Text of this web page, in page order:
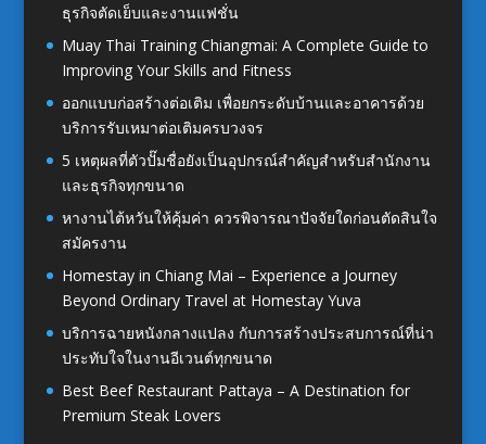
ธุรกิจตัดเย็บและงานแฟชั่น
Muay Thai Training Chiangmai: A Complete Guide to
Improving Your Skills and Fitness
ออกแบบก่อสร้างต่อเติม เพื่อยกระดับบ้านและอาคารด้วย
บริการรับเหมาต่อเติมครบวงจร
5 เหตุผลที่ตัวปั๊มชื่อยังเป็นอุปกรณ์สำคัญสำหรับสำนักงาน
และธุรกิจทุกขนาด
หางานไต้หวันให้คุ้มค่า ควรพิจารณาปัจจัยใดก่อนตัดสินใจ
สมัครงาน
Homestay in Chiang Mai – Experience a Journey
Beyond Ordinary Travel at Homestay Yuva
บริการฉายหนังกลางแปลง กับการสร้างประสบการณ์ที่น่า
ประทับใจในงานอีเวนต์ทุกขนาด
Best Beef Restaurant Pattaya – A Destination for
Premium Steak Lovers